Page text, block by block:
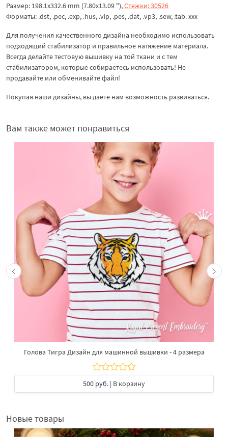
Размер: 198.1x332.6 mm (7.80x13.09 "),Стежки: 30526
Форматы: .dst, .pec, .exp, .hus, .vip, .pes, .dat, .vp3, .sew, .tab. xxx
Для получения качественного дизайна необходимо использовать
подходящий стабилизатор и правильное натяжение материала.
Всегда делайте тестовую вышивку на той ткани и с тем
стабилизатором, которые собираетесь использовать! Не
продавайте или обменивайте файл!
Покупая наши дизайны, вы даете нам возможность развиваться.
Вам также может понравиться
Голова Тигра Дизайн для машинной вышивки - 4 размера
500 руб. | В корзину
Новые товары